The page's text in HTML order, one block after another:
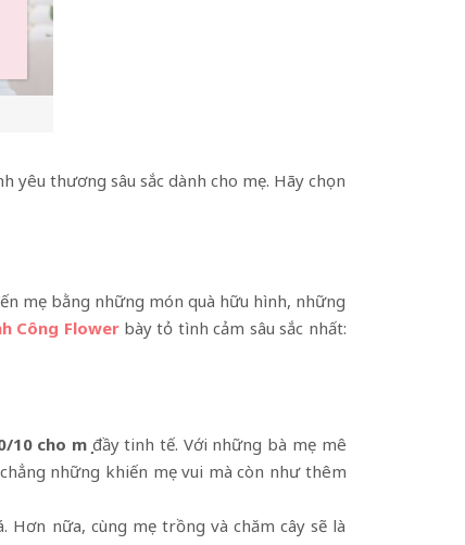
thương sâu sắc dành cho mẹ. Hãy chọn
mẹ bằng những món quà hữu hình, những
Công Flower bày tỏ tình cảm sâu sắc nhất:
10 cho mẹ đầy tinh tế. Với những bà mẹ mê
những khiến mẹ vui mà còn như thêm
nữa, cùng mẹ trồng và chăm cây sẽ là